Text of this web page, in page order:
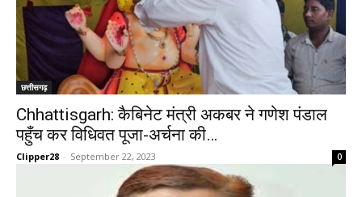
छत्तीसगढ़
Chhattisgarh: कैबिनेट मंत्री अकबर ने गणेश पंडाल
पहुँच कर विधिवत पूजा-अर्चना की…
Clipper28 - September 22, 2023 0